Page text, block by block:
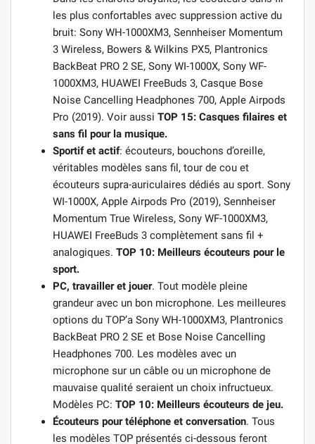
les plus confortables avec suppression active du
bruit: Sony WH-1000XM3, Sennheiser Momentum
3 Wireless, Bowers & Wilkins PX5, Plantronics
BackBeat PRO 2 SE, Sony WI-1000X, Sony WF-
1000XM3, HUAWEI FreeBuds 3, Casque Bose
Noise Cancelling Headphones 700, Apple Airpods
Pro (2019). Voir aussi TOP 15: Casques filaires et
sans fil pour la musique.
Sportif et actif: écouteurs, bouchons d’oreille,
véritables modèles sans fil, tour de cou et
écouteurs supra-auriculaires dédiés au sport. Sony
WI-1000X, Apple Airpods Pro (2019), Sennheiser
Momentum True Wireless, Sony WF-1000XM3,
HUAWEI FreeBuds 3 complètement sans fil +
analogiques. TOP 10: Meilleurs écouteurs pour le
sport.
PC, travailler et jouer. Tout modèle pleine
grandeur avec un bon microphone. Les meilleures
options du TOP’a Sony WH-1000XM3, Plantronics
BackBeat PRO 2 SE et Bose Noise Cancelling
Headphones 700. Les modèles avec un
microphone sur un câble ou un microphone de
mauvaise qualité seraient un choix infructueux.
Modèles PC: TOP 10: Meilleurs écouteurs de jeu.
Écouteurs pour téléphone et conversation. Tous
les modèles TOP présentés ci-dessous feront